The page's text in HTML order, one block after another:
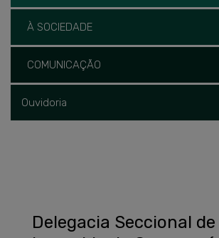
À SOCIEDADE
COMUNICAÇÃO
Ouvidoria
Delegacia Seccional de